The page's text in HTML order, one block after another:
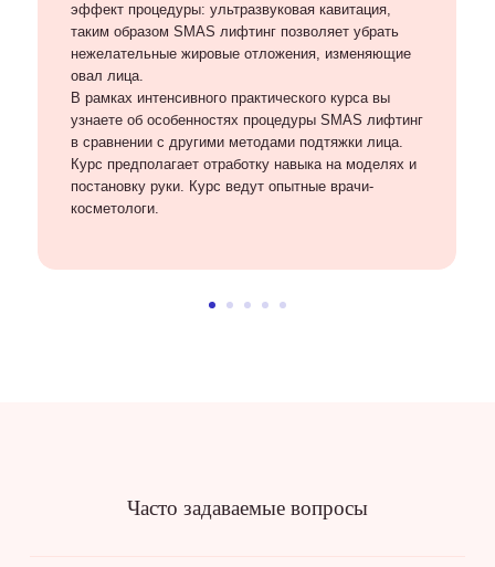
эффект процедуры: ультразвуковая кавитация,
таким образом SMAS лифтинг позволяет убрать
нежелательные жировые отложения, изменяющие
овал лица.
В рамках интенсивного практического курса вы
узнаете об особенностях процедуры SMAS лифтинг
в сравнении с другими методами подтяжки лица.
Курс предполагает отработку навыка на моделях и
постановку руки. Курс ведут опытные врачи-
косметологи.
Часто задаваемые вопросы